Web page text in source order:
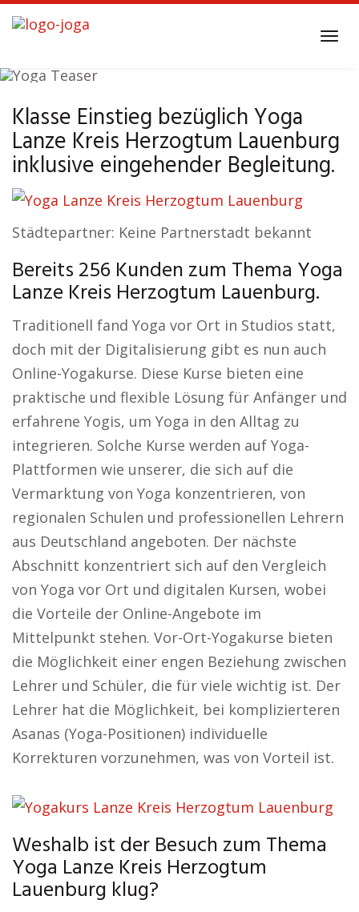
Skip
to
content
Yoga Lanze Kreis Herzogtum Lauenburg
Klasse Einstieg bezüglich Yoga
Lanze Kreis Herzogtum Lauenburg
inklusive eingehender Begleitung.
Städtepartner: Keine Partnerstadt bekannt
Bereits 256 Kunden zum Thema Yoga
Lanze Kreis Herzogtum Lauenburg.
Traditionell fand Yoga vor Ort in Studios statt,
doch mit der Digitalisierung gibt es nun auch
Online-Yogakurse. Diese Kurse bieten eine
praktische und flexible Lösung für Anfänger und
erfahrene Yogis, um Yoga in den Alltag zu
integrieren. Solche Kurse werden auf Yoga-
Plattformen wie unserer, die sich auf die
Vermarktung von Yoga konzentrieren, von
regionalen Schulen und professionellen Lehrern
aus Deutschland angeboten. Der nächste
Abschnitt konzentriert sich auf den Vergleich
von Yoga vor Ort und digitalen Kursen, wobei
die Vorteile der Online-Angebote im
Mittelpunkt stehen. Vor-Ort-Yogakurse bieten
die Möglichkeit einer engen Beziehung zwischen
Lehrer und Schüler, die für viele wichtig ist. Der
Lehrer hat die Möglichkeit, bei komplizierteren
Asanas (Yoga-Positionen) individuelle
Korrekturen vorzunehmen, was von Vorteil ist.
Weshalb ist der Besuch zum Thema
Yoga Lanze Kreis Herzogtum
Lauenburg klug?